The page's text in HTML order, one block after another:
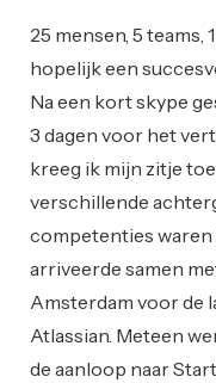
25 mensen, 5 teams,
hopelijk een
Na een kort skype
3 dagen voor het
kreeg ik mijn zitje
verschillende
competenties waren
arriveerde samen
Amsterdam voor de
Atlassian. Meteen
de aanloop naar